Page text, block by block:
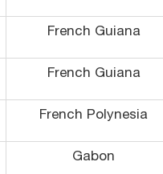
French Guiana
French Guiana
French Polynesia
Gabon